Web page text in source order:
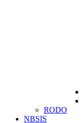
RODO
NBSIS